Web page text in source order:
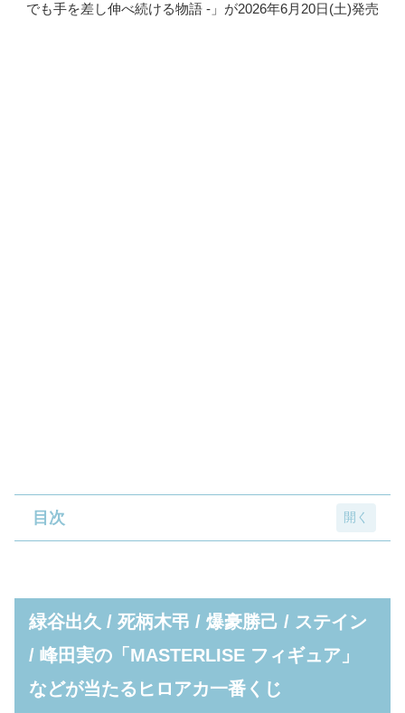
でも手を差し伸べ続ける物語 -」が2026年6月20日(土)発売
目次
峰田実の「MASTERLISE フィギュア」などが
当たるヒロアカ一番くじ
A賞「緑谷出久 MASTERLISE」(全1種)
B賞「死柄木弔 MASTERLISE」(全1種)
緑谷出久 / 死柄木弔 / 爆豪勝己 / ステイン
/ 峰田実の「MASTERLISE フィギュア」
などが当たるヒロアカ一番くじ